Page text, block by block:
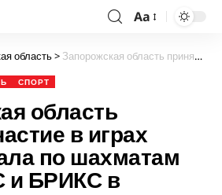
Aa
область> Запорожская область приняла участие в играх Суперфинала по шахматам стран ШОС и БРИКС в Москве
СПОРТ
область
в играх
по шахматам
и БРИКС в